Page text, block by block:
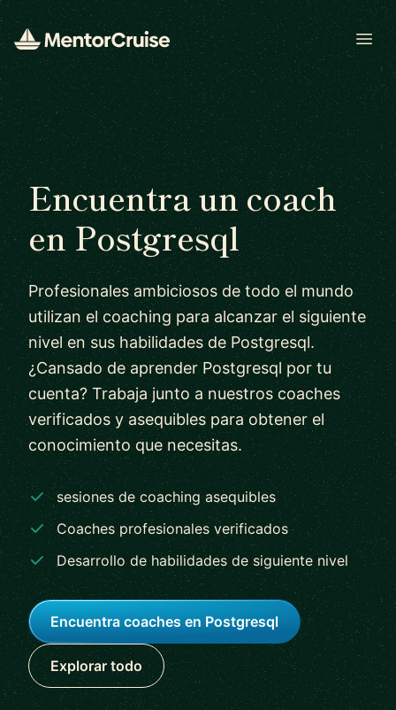
Encuentra un coach
en Postgresql
Profesionales ambiciosos de todo el mundo
utilizan el coaching para alcanzar el siguiente
nivel en sus habilidades de Postgresql.
¿Cansado de aprender Postgresql por tu
cuenta? Trabaja junto a nuestros coaches
verificados y asequibles para obtener el
conocimiento que necesitas.
sesiones de coaching asequibles
Coaches profesionales verificados
Desarrollo de habilidades de siguiente nivel
Encuentra coaches en Postgresql
Explorar todo